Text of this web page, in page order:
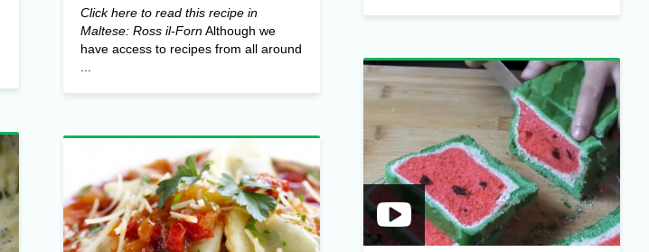
Click here to read this recipe in
Maltese: Ross il-FornAlthough we
have access to recipes from all around